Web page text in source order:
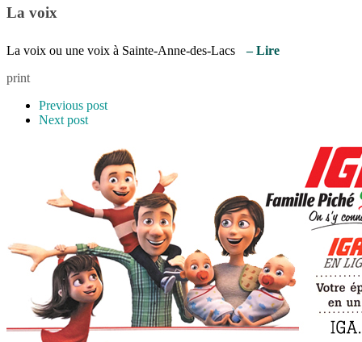
La voix
La voix ou une voix à Sainte-Anne-des-Lacs
– Lire
print
Previous post
Next post